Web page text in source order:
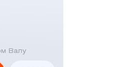
Валу